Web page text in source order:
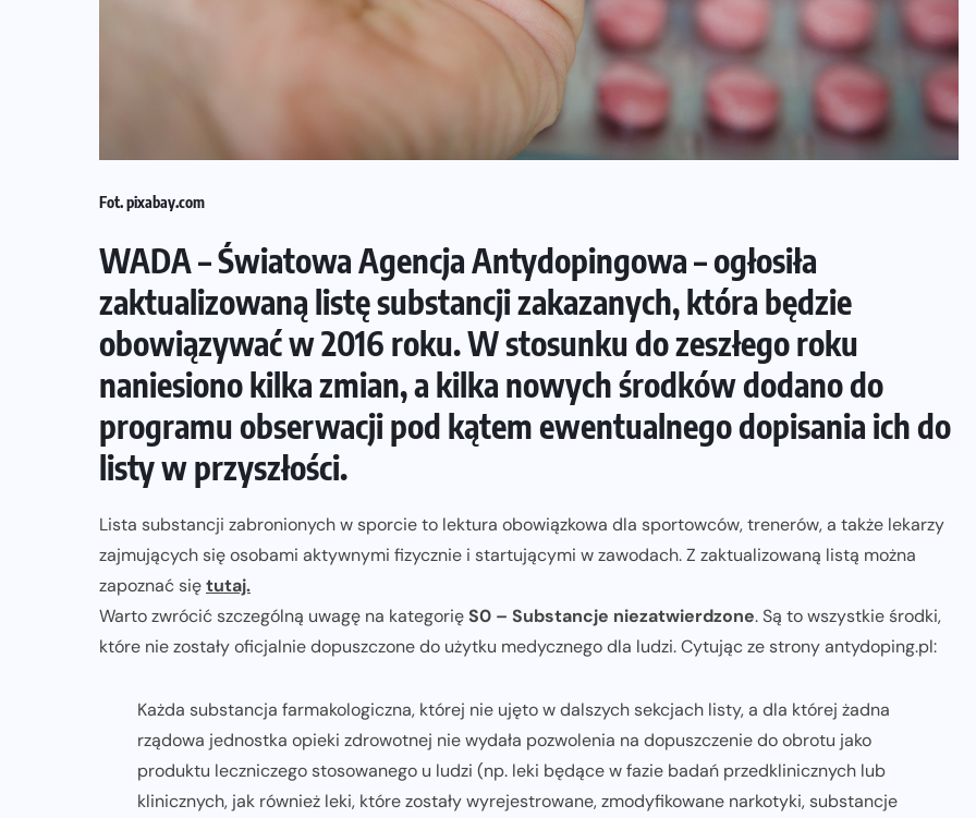
Fot. pixabay.com
WADA – Światowa Agencja Antydopingowa – ogłosiła
zaktualizowaną listę substancji zakazanych, która będzie
obowiązywać w 2016 roku. W stosunku do zeszłego roku
naniesiono kilka zmian, a kilka nowych środków dodano do
programu obserwacji pod kątem ewentualnego dopisania ich do
listy w przyszłości.
Lista substancji zabronionych w sporcie to lektura obowiązkowa dla sportowców, trenerów, a także lekarzy
zajmujących się osobami aktywnymi fizycznie i startującymi w zawodach. Z zaktualizowaną listą można
zapoznać siętutaj.
Warto zwrócić szczególną uwagę na kategorięS0 – Substancje niezatwierdzone. Są to wszystkie środki,
które nie zostały oficjalnie dopuszczone do użytku medycznego dla ludzi. Cytując ze strony antydoping.pl:
Każda substancja farmakologiczna, której nie ujęto w dalszych sekcjach listy, a dla której żadna
rządowa jednostka opieki zdrowotnej nie wydała pozwolenia na dopuszczenie do obrotu jako
produktu leczniczego stosowanego u ludzi (np. leki będące w fazie badań przedklinicznych lub
klinicznych, jak również leki, które zostały wyrejestrowane, zmodyfikowane narkotyki, substancje
TRI: TRENING TRIATHLON
Sposoby na regenerację i
zachowanie zdrowia zimą